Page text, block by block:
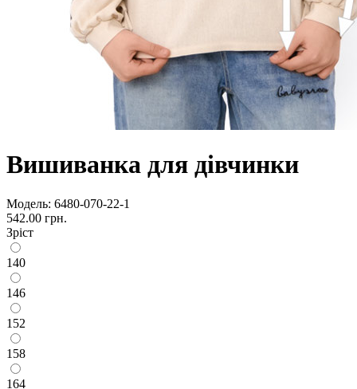
Вишиванка для дівчинки
Модель: 6480-070-22-1
542.00 грн.
Зріст
140
146
152
158
164